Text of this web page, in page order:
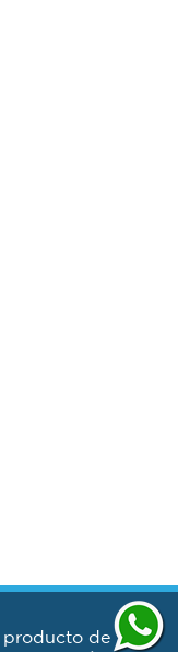
producto de